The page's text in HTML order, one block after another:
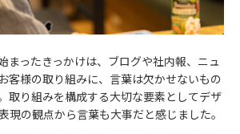
まったきっかけは、ブログや社内報、ニュ
客様の取り組みに、言葉は欠かせないもの
取り組みを構成する大切な要素としてデザ
現の観点から言葉も大事だと感じました。